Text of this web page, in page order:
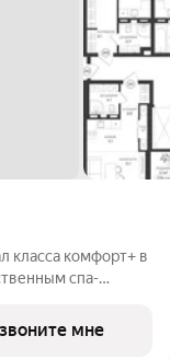
спа-
жизнь рядом
мне